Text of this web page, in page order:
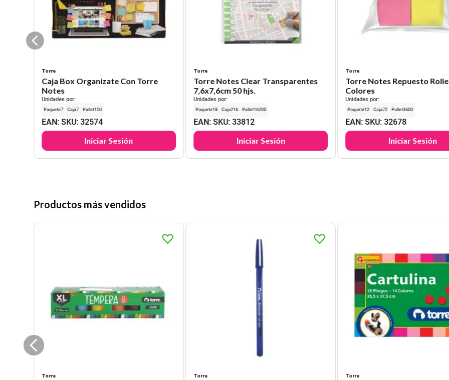
Torre
Caja Box Organizate Con Torre
Notes
Unidades por:
7 7 150
EAN: SKU:32574
Iniciar Sesión
Torre
Torre Notes Clear Transparentes
7,6x7,6cm 50 hjs.
Unidades por:
18 216 16200
EAN: SKU:33812
Iniciar Sesión
Torre
Torre Notes Repuesto
Colores
Unidades por:
12 72 3600
EAN: SKU:32678
Iniciar Sesión
Productos más vendidos
Torre Torre Torre